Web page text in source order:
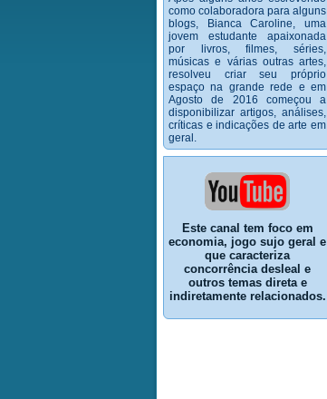
como colaboradora para alguns
blogs, Bianca Caroline, uma
jovem estudante apaixonada
por livros, filmes, séries,
músicas e várias outras artes,
resolveu criar seu próprio
espaço na grande rede e em
Agosto de 2016 começou a
disponibilizar artigos, análises,
críticas e indicações de arte em
geral.
Este canal tem foco em
economia, jogo sujo geral e
que caracteriza
concorrência desleal e
outros temas direta e
indiretamente relacionados.